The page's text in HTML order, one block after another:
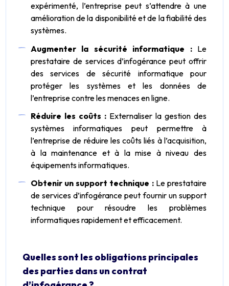
expérimenté, l’entreprise peut s’attendre à une
amélioration de la disponibilité et de la fiabilité des
systèmes.
Augmenter la sécurité informatique :Le
prestataire de services d’infogérance peut offrir
des services de sécurité informatique pour
protéger les systèmes et les données de
l’entreprise contre les menaces en ligne.
Réduire les coûts : Externaliser la gestion des
systèmes informatiques peut permettre à
l’entreprise de réduire les coûts liés à l’acquisition,
à la maintenance et à la mise à niveau des
équipements informatiques.
Obtenir un support technique :Le prestataire
de services d’infogérance peut fournir un support
technique pour résoudre les problèmes
informatiques rapidement et efficacement.
Quelles sont les obligations principales
des parties dans un contrat